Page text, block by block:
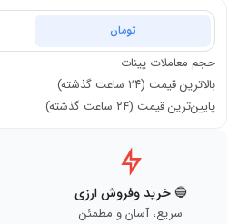
تومان
حجم معاملات پینات
بالاترین قیمت (۲۴ ساعت گذشته)
پایین‌ترین قیمت (۲۴ ساعت گذشته)
🔵 خرید وفروش ارزی
سریع، آسان و مطمئن